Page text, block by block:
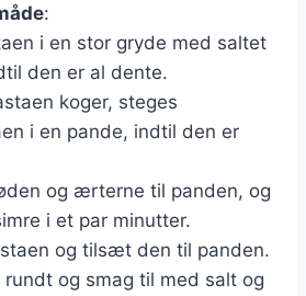
:
i en stor gryde med saltet
den er al dente.
koger, steges
i en pande, indtil den er
og ærterne til panden, og
i et par minutter.
og tilsæt den til panden.
rundt og smag til med salt og